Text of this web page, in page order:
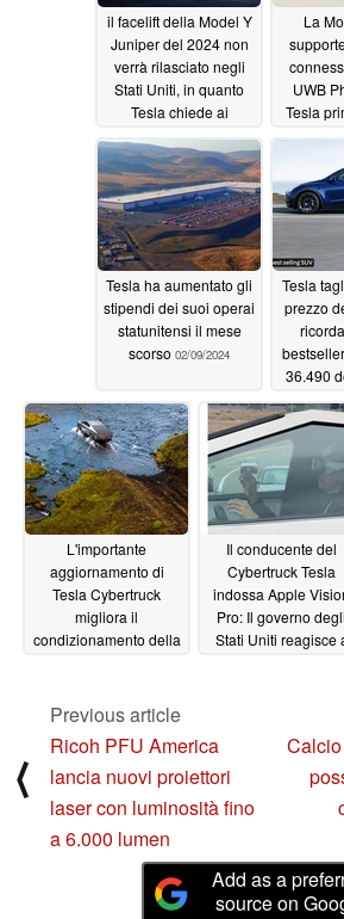
il facelift della Model Y
Juniper del 2024 non
verrà rilasciato negli
Stati Uniti, in quanto
Tesla chiede ai
rappresentanti di
pubblicizzare le sue
offerte attuali02/12/2024
La
UWB
Tesla
di
Tesla ha aumentato gli
stipendi dei suoi operai
statunitensi il mese
scorso 02/09/2024
Tesla
prezzo
36.490
nuovo
02/
L'importante
aggiornamento di
Tesla Cybertruck
migliora il
condizionamento della
momento rinuncia
bloccaggio dei
differenziali02/09/2024
Il conducente del
Cybertruck Tesla
indossa Apple
Pro: Il governo degli
Stati Uniti reagisce
⟨
Previous article
Ricoh PFU America
lancia nuovi proiettori
laser con luminosità fino
a 6.000 lumen
Add as a
source on